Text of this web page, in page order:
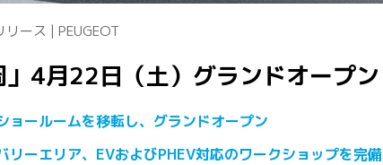
ース | PEUGEOT
」4月22日（土）グランドオープン
ョールームを移転し、グランドオープン
リーエリア、EVおよびPHEV対応のワークショップを完備